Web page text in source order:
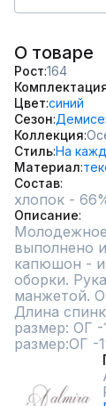
О товаре
Рост 164
Цвет синий
Сезон
Коллекция
СтильНа
Материал
Состав
хлопок -
Описание
Молодежное
выполнено
капюшон -
оборки.
манжетой.
Длина
размер: ОГ -
размер:ОГ -